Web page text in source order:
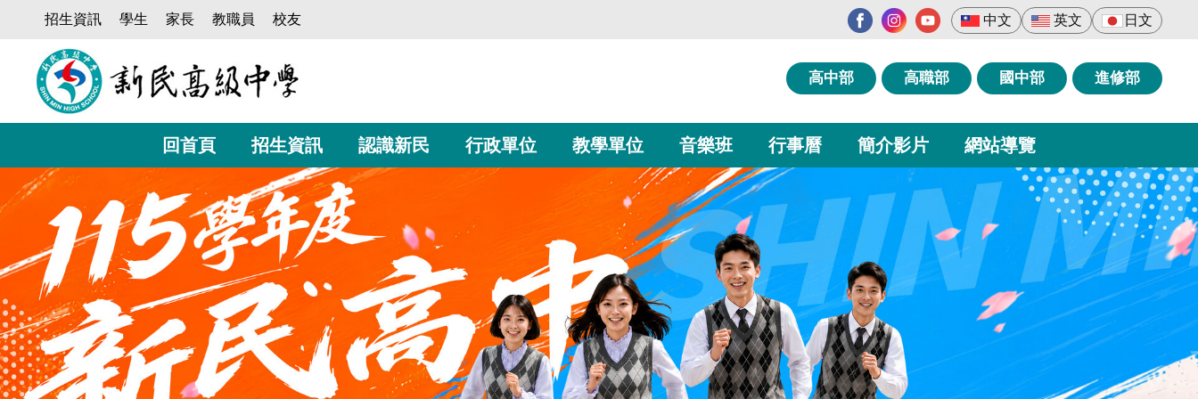
容
招生資訊 學生 家長 教職員 校友 中文 英文 日文
高中部 高職部 國中部 進修部
回首頁 招生資訊 認識新民 行政單位 教學單位 音樂班 行事曆 簡介影片 網站導覽